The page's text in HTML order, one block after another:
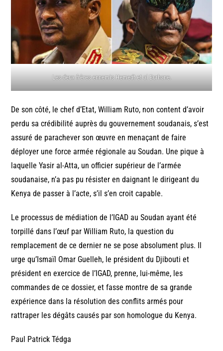
Les deux frères ennemis Hemedt et al Burhane.
De son côté, le chef d’Etat, William Ruto, non content d’avoir
perdu sa crédibilité auprès du gouvernement soudanais, s’est
assuré de parachever son œuvre en menaçant de faire
déployer une force armée régionale au Soudan. Une pique à
laquelle Yasir al-Atta, un officier supérieur de l’armée
soudanaise, n’a pas pu résister en daignant le dirigeant du
Kenya de passer à l’acte, s’il s’en croit capable.
Le processus de médiation de l’IGAD au Soudan ayant été
torpillé dans l’œuf par William Ruto, la question du
remplacement de ce dernier ne se pose absolument plus. Il
urge qu’Ismaïl Omar Guelleh, le président du Djibouti et
président en exercice de l’IGAD, prenne, lui-même, les
commandes de ce dossier, et fasse montre de sa grande
expérience dans la résolution des conflits armés pour
rattraper les dégâts causés par son homologue du Kenya.
Paul Patrick Tédga